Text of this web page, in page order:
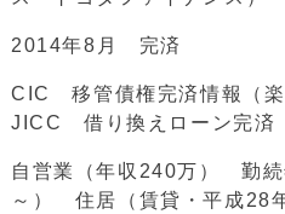
2014年8月 完済
CIC 移管債権完済情報（楽
JICC 借り換えローン完済
自営業（年収240万） 勤続
～） 住居（賃貸・平成28